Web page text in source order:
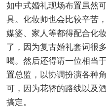
如中式婚礼现场布置虽然
具。化妆师也会比较辛苦
媒婆、家人等都得配合化
了，因为复古婚礼套词很
喝。然后还得请一位相当
置总监，以协调扮演各种
可，因为花轿的路线以及
搞定。